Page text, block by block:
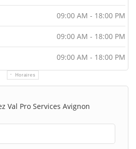
Horaires
09:00 AM - 18:00 PM
09:00 AM - 18:00 PM
09:00 AM - 18:00 PM
Val Pro Services Avignon